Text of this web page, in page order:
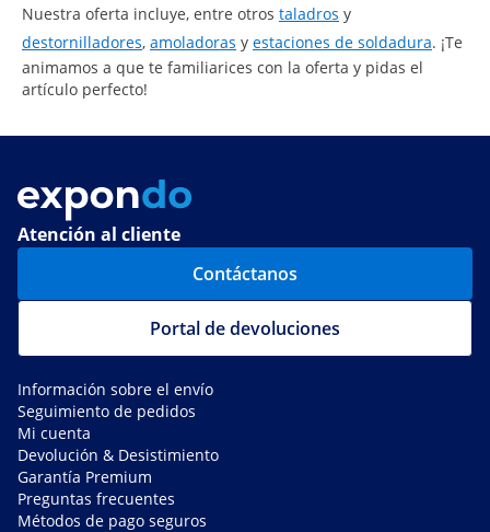
Nuestra oferta incluye, entre otros taladros y
destornilladores, amoladoras y estaciones de soldadura. ¡Te
animamos a que te familiarices con la oferta y pidas el
artículo perfecto!
Atención al cliente
Contáctanos
Portal de devoluciones
Información sobre el envío
Seguimiento de pedidos
Mi cuenta
Devolución & Desistimiento
Garantía Premium
Preguntas frecuentes
Métodos de pago seguros